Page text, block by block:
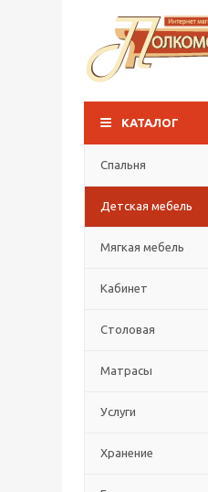
КАТАЛОГ
Спальня
Детская мебель
Мягкая мебель
Кабинет
Столовая
Матрасы
Услуги
Хранение